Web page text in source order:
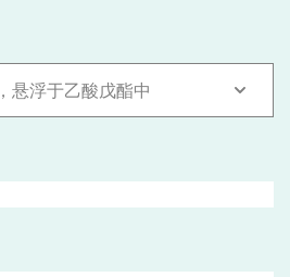
悬浮于乙酸戊酯中